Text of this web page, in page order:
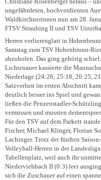
Christiane Rosenberger heraus –
ungefährdeten, hochverdienten
Waldkirchnerinnen nun am 28.
FTSV Straubing II und TSV
Herren verlierenglatt in
Samstag zum TSV Hohenbrunn-
abzuholen. Das ging gehörig
Lichtenauer kassierte die
Niederlage (24:26, 25:18, 20:25,
Satzverlust im ersten Abschnitt
deutlich besser ins Spiel und
ließen die Penzenstadler-
vermissen und mussten
Für den TSV auf dem Parkett
Fischer, Michael Klinger, Florian
Lachinger. Trotz der fünften
Volleyball-Herren in der
Tabellenplatz, weil auch ihr
Niederviehbach II (0:3) leer
sich die Zuschauer auf einen